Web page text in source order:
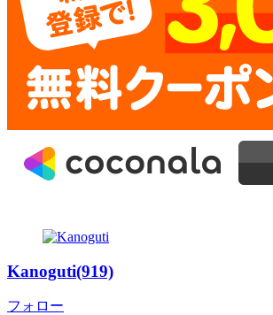
Kanoguti(919)
フォロー